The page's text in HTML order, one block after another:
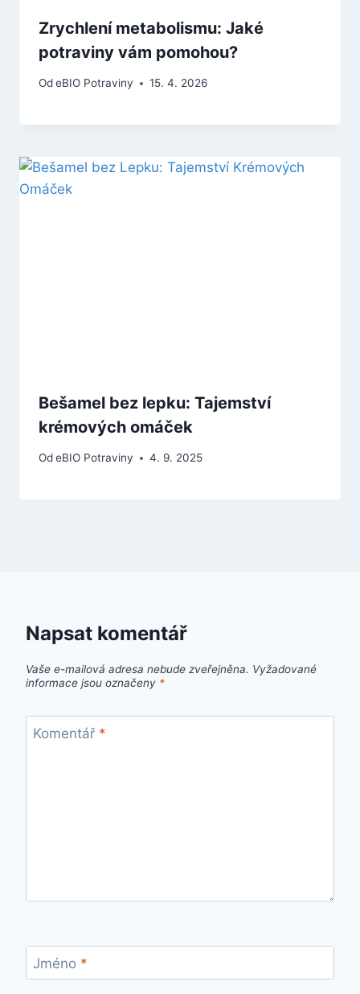
Zrychlení metabolismu: Jaké
potraviny vám pomohou?
OdeBIO Potraviny 15. 4. 2026
Bešamel bez lepku: Tajemství
krémových omáček
OdeBIO Potraviny 4. 9. 2025
Napsat komentář
Vaše e-mailová adresa nebude zveřejněna. Vyžadované
informace jsou označeny *
Komentář *
Jméno *